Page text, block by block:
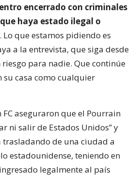
encerrado con criminales
haya estado ilegal o
. Lo que estamos pidiendo es
a la entrevista, que siga desde
riesgo para nadie. Que continúe
su casa como cualquier
FC aseguraron que el Pourrain
ni salir de Estados Unidos” y
trasladando de una ciudad a
estadounidense, teniendo en
legalmente al país